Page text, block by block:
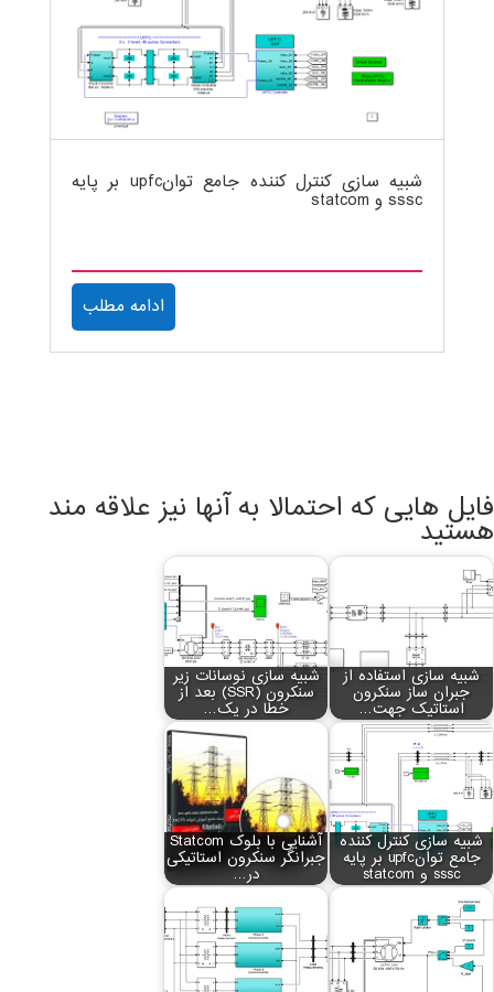
شبیه سازی کنترل کننده جامع توانupfc بر پایه
sssc و statcom
ادامه مطلب
فایل هایی که احتمالا به آنها نیز علاقه مند
هستید
شبیه سازی استفاده از
جبران ساز سنکرون
استاتیک جهت…
شبیه سازی نوسانات زیر
سنکرون (SSR) بعد از
خطا در یک…
شبیه سازی کنترل کننده
جامع توانupfc بر پایه
sssc و statcom
آشنایی با بلوک Statcom
جبرانگر سنکرون استاتیکی
در…